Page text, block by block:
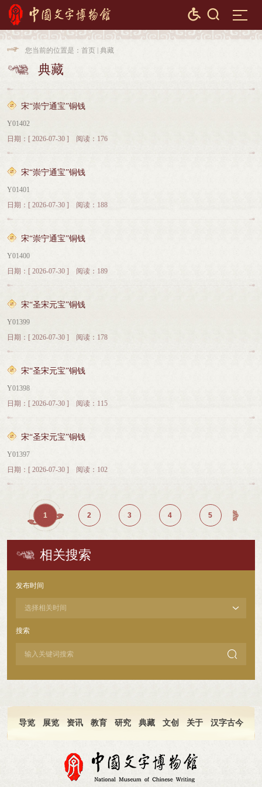
 
 典藏
 您当前的位置是： 首页 典藏
宋“崇宁通宝”铜钱
Y01402
日期：[ 2026-07-30 ] 阅读：176
宋“崇宁通宝”铜钱
Y01401
日期：[ 2026-07-30 ] 阅读：188
宋“崇宁通宝”铜钱
Y01400
日期：[ 2026-07-30 ] 阅读：189
宋“圣宋元宝”铜钱
Y01399
日期：[ 2026-07-30 ] 阅读：178
宋“圣宋元宝”铜钱
Y01398
日期：[ 2026-07-30 ] 阅读：115
宋“圣宋元宝”铜钱
Y01397
日期：[ 2026-07-30 ] 阅读：102
1 2 3 4 5
相关搜索
发布时间
搜索

导览 展览 资讯 教育 研究 典藏 文创 关于 汉字古今